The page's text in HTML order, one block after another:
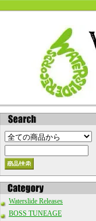
Waterslide Releases
BOSS TUNEAGE